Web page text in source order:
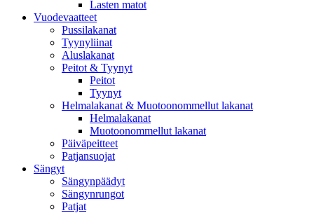
Lasten matot
Vuodevaatteet
Pussilakanat
Tyynyliinat
Aluslakanat
Peitot & Tyynyt
Peitot
Tyynyt
Helmalakanat & Muotoonommellut lakanat
Helmalakanat
Muotoonommellut lakanat
Päiväpeitteet
Patjansuojat
Sängyt
Sängynpäädyt
Sängynrungot
Patjat